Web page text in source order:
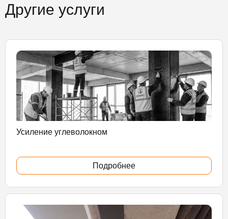
Другие услуги
Усиление углеволокном
Подробнее